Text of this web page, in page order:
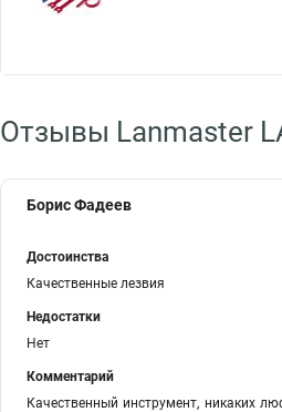
Отзывы Lanmaster
Борис Фадеев
Достоинства
Качественные лезвия
Недостатки
Нет
Комментарий
Качественный инструмент, никаких